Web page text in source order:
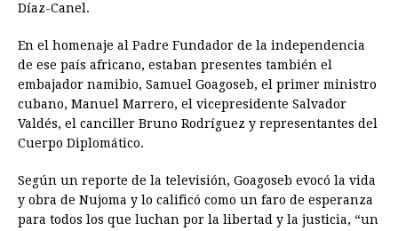
Díaz-Canel.
En el homenaje al Padre Fundador de la independencia
de ese país africano, estaban presentes también el
embajador namibio, Samuel Goagoseb, el primer ministro
cubano, Manuel Marrero, el vicepresidente Salvador
Valdés, el canciller Bruno Rodríguez y representantes del
Cuerpo Diplomático.
Según un reporte de la televisión, Goagoseb evocó la vida
y obra de Nujoma y lo calificó como un faro de esperanza
para todos los que luchan por la libertad y la justicia, “un